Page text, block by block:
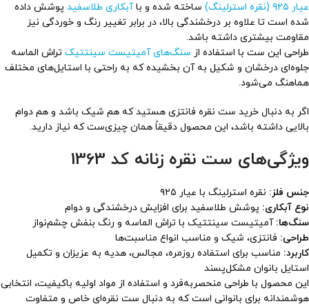
عیار ۹۲۵ (نقره استرلینگ)
ساخته شده و باآبکاری طلاسفید پوشش داده
شده است تا علاوه بر درخشندگی بالا، در برابر تغییر رنگ و خوردگی نیز
مقاومت بیشتری داشته باشد.
طراحی این ست با استفاده از سنگ‌های آمیتیست سینتتیک تراش الماسه
جلوه‌ای درخشان و شکیل به آن بخشیده که به راحتی با استایل‌های مختلف
هماهنگ می‌شود.
اگر به دنبال خرید ست نقره فانتزی هستید که هم شیک باشد و هم دوام
بالایی داشته باشد، این محصول دقیقاً همان چیزی‌ست که نیاز دارید.
ویژگی‌های ست نقره زنانه کد 1363
جنس فلز: نقره استرلینگ با عیار ۹۲۵
نوع آبکاری: پوشش طلاسفید برای افزایش درخشندگی و دوام
سنگ‌ها: آمیتیست سینتتیک با تراش الماسه و رنگ بنفش چشم‌نواز
طراحی: فانتزی، شیک و مناسب انواع مناسبت‌ها
کاربرد: مناسب برای استفاده روزمره، مجالس، هدیه به عزیزان و تکمیل
استایل بانوان مشکل‌پسند
این محصول با طراحی منحصربه‌فرد و استفاده از مواد اولیه باکیفیت، انتخابی
هوشمندانه برای بانوانی است که به دنبال ست نقره‌ای خاص و متفاوت